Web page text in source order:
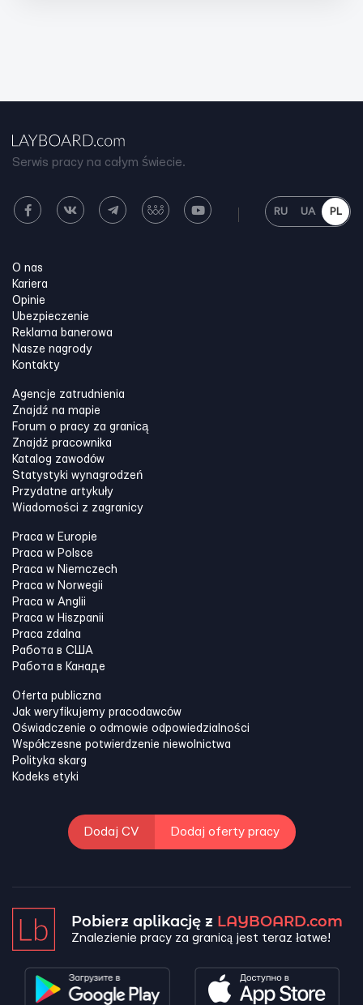
Serwis pracy na całym świecie.
RU UA PL
O nas
Kariera
Opinie
Ubezpieczenie
Reklama banerowa
Nasze nagrody
Kontakty
Agencje zatrudnienia
Znajdź na mapie
Forum o pracy za granicą
Znajdź pracownika
Katalog zawodów
Statystyki wynagrodzeń
Przydatne artykuły
Wiadomości z zagranicy
Praca w Europie
Praca w Polsce
Praca w Niemczech
Praca w Norwegii
Praca w Anglii
Praca w Hiszpanii
Praca zdalna
Работа в США
Работа в Канадe
Oferta publiczna
Jak weryfikujemy pracodawców
Oświadczenie o odmowie odpowiedzialności
Współczesne potwierdzenie niewolnictwa
Polityka skarg
Kodeks etyki
Dodaj CV Dodaj oferty pracy
Pobierz aplikację z LAYBOARD.com
Znalezienie pracy za granicą jest teraz łatwe!